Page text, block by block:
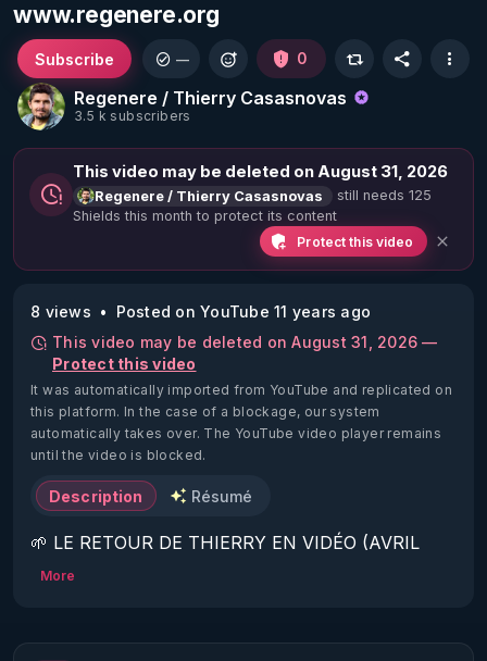
www.regenere.org
Regenere / Thierry Casasnovas
3.5 k subscribers
Subscribe — 0
This video may be deleted on August 31, 2026
Regenere / Thierry Casasnovas
still needs 125
Shields this month to protect its content
Protect this video
8 views
Posted on YouTube 11 years ago
This video may be deleted on August 31, 2026 —
Protect this video
It was automatically imported from YouTube and replicated on
this platform. In the case of a blockage, our system
automatically takes over. The YouTube video player remains
until the video is blocked.
Description Résumé
🌱 LE RETOUR DE THIERRY EN VIDÉO (AVRIL
2022)!
https://www.rgnr.fr/presentation.html
More